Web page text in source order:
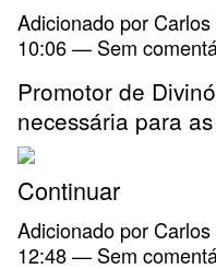
Adicionado por
10:06 — Sem
Promotor de
necessária para
Continuar
Adicionado por
12:48 — Sem